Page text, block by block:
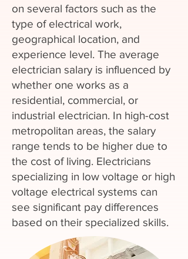
on several factors such as the
type of electrical work,
geographical location, and
experience level. The average
electrician salary is influenced by
whether one works as a
residential, commercial, or
industrial electrician. In high-cost
metropolitan areas, the salary
range tends to be higher due to
the cost of living. Electricians
specializing in low voltage or high
voltage electrical systems can
see significant pay differences
based on their specialized skills.